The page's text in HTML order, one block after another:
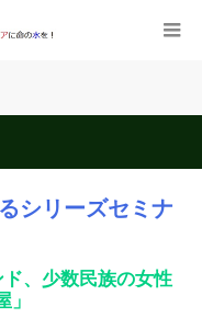
シリーズセミナ
ド、少数民族の女性
」